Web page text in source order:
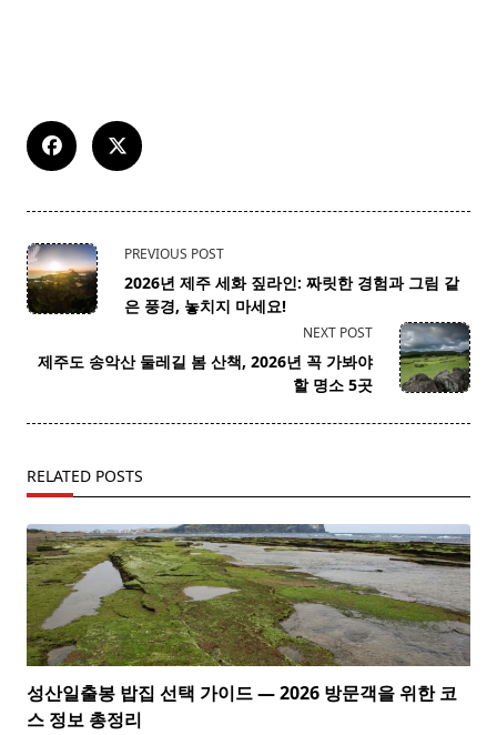
<span
class="nav-
subtitle
reader-
PREVIOUS POST
2026년 제주 세화 짚라인: 짜릿한 경험과 그림 같
은 풍경, 놓치지 마세요!
NEXT POST
제주도 송악산 둘레길 봄 산책, 2026년 꼭 가봐야
할 명소 5곳
RELATED POSTS
성산일출봉 밥집 선택 가이드 — 2026 방문객을 위한 코
스 정보 총정리